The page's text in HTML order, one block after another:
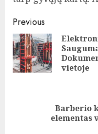
Post
navigation
Previous
vietoje
Barberio
elementas